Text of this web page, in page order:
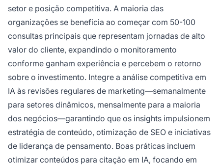
setor e posição competitiva. A maioria das
organizações se beneficia ao começar com 50-100
consultas principais que representam jornadas de alto
valor do cliente, expandindo o monitoramento
conforme ganham experiência e percebem o retorno
sobre o investimento. Integre a análise competitiva em
IA às revisões regulares de marketing—semanalmente
para setores dinâmicos, mensalmente para a maioria
dos negócios—garantindo que os insights impulsionem
estratégia de conteúdo, otimização de SEO e iniciativas
de liderança de pensamento. Boas práticas incluem
otimizar conteúdos para citação em IA, focando em